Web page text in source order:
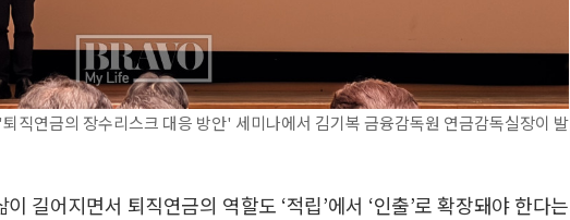
직연금의 장수리스크 대응 방안' 세미나에서 김기복 금융감독원 연금감독실장이 발
길어지면서 퇴직연금의 역할도 ‘적립’에서 ‘인출’로 확장돼야 한다는